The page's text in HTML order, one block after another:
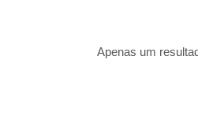
Apenas um